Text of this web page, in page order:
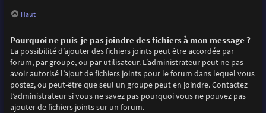
Haut
Pourquoi ne puis-je pas joindre des fichiers à mon message ?
La possibilité d’ajouter des fichiers joints peut être accordée par
forum, par groupe, ou par utilisateur. L’administrateur peut ne pas
avoir autorisé l’ajout de fichiers joints pour le forum dans lequel vous
postez, ou peut-être que seul un groupe peut en joindre. Contactez
l’administrateur si vous ne savez pas pourquoi vous ne pouvez pas
ajouter de fichiers joints sur un forum.